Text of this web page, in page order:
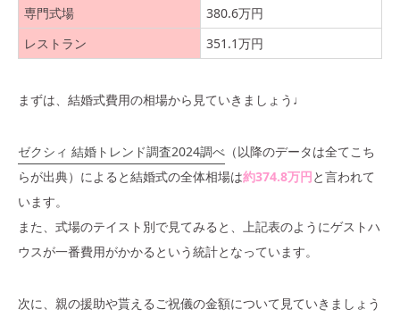
専門式場
380.6万円
レストラン
351.1万円
まずは、結婚式費用の相場から見ていきましょう♩
ゼクシィ 結婚トレンド調査2024調べ （以降のデータは全てこち
らが出典）によると結婚式の全体相場は約374.8万円と言われて
います。
また、式場のテイスト別で見てみると、上記表のようにゲストハ
ウスが一番費用がかかるという統計となっています。
次に、親の援助や貰えるご祝儀の金額について見ていきましょう